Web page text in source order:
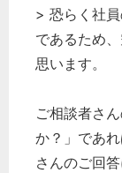
> 恐らく社
であるため
思います。
ご相談者さ
か？」であ
さんのご回